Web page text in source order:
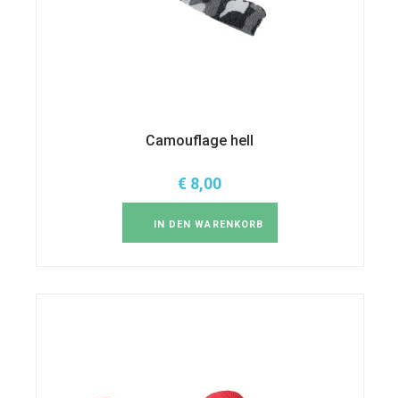
Camouflage hell
€ 8,00
IN DEN WARENKORB